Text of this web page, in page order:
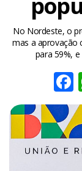
No Nordeste, o
mas a aprovação
para 59%,